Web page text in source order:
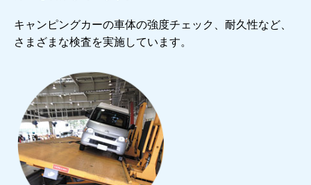
キャンピングカーの車体の強度チェック、耐久性など、
さまざまな検査を実施しています。